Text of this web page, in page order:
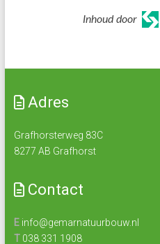
Inhoud door
Adres
Grafhorsterweg 83C
8277 AB Grafhorst
Contact
E info@gemarnatuurbouw.nl
T 038 331 1908